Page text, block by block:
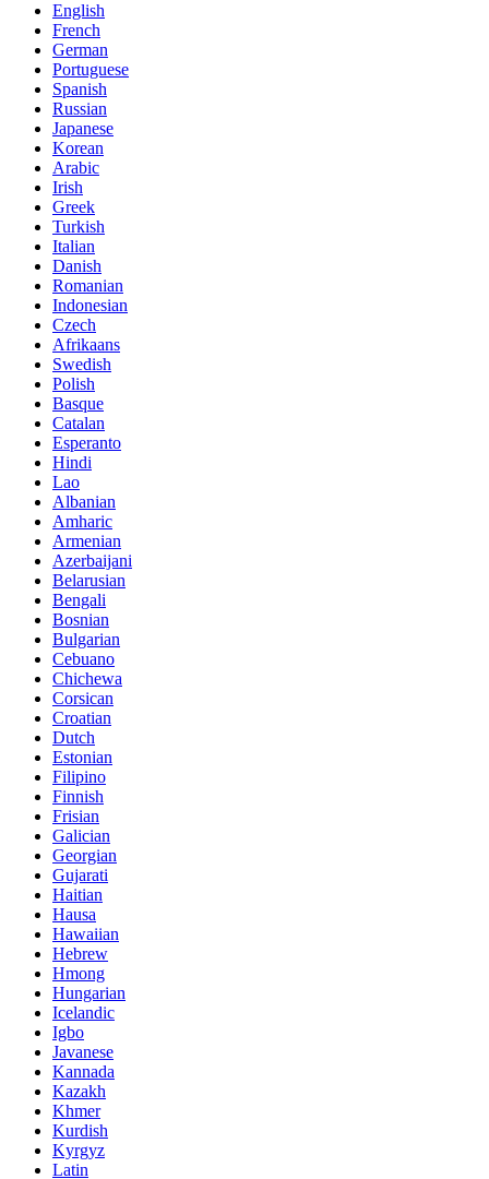
English
French
German
Portuguese
Spanish
Russian
Japanese
Korean
Arabic
Irish
Greek
Turkish
Italian
Danish
Romanian
Indonesian
Czech
Afrikaans
Swedish
Polish
Basque
Catalan
Esperanto
Hindi
Lao
Albanian
Amharic
Armenian
Azerbaijani
Belarusian
Bengali
Bosnian
Bulgarian
Cebuano
Chichewa
Corsican
Croatian
Dutch
Estonian
Filipino
Finnish
Frisian
Galician
Georgian
Gujarati
Haitian
Hausa
Hawaiian
Hebrew
Hmong
Hungarian
Icelandic
Igbo
Javanese
Kannada
Kazakh
Khmer
Kurdish
Kyrgyz
Latin